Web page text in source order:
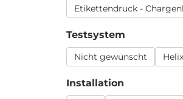
Etikettendruck -
Testsystem
Nicht gewünscht
Installation